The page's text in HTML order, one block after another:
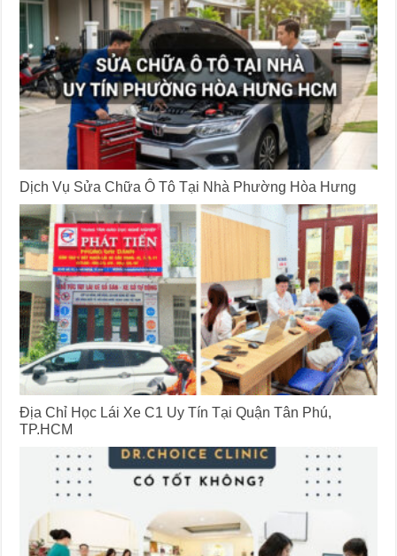
Dịch Vụ Sửa Chữa Ô Tô Tại Nhà Phường Hòa Hưng
Địa Chỉ Học Lái Xe C1 Uy Tín Tại Quận Tân Phú,
TP.HCM